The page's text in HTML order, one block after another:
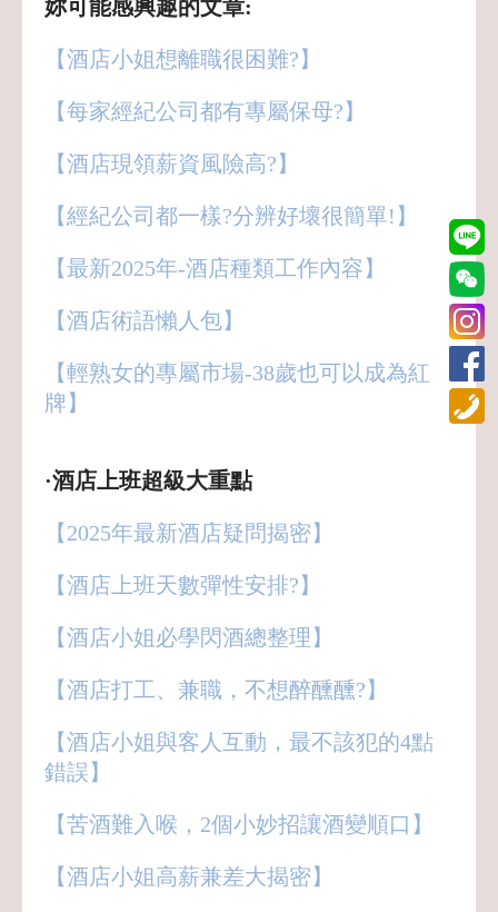
妳可能感興趣的文章:
【酒店小姐想離職很困難?】
【每家經紀公司都有專屬保母?】
【酒店現領薪資風險高?】
【經紀公司都一樣?分辨好壞很簡單!】
【最新2025年-酒店種類工作內容】
【酒店術語懶人包】
【輕熟女的專屬市場-38歲也可以成為紅
牌】
·酒店上班超級大重點
【2025年最新酒店疑問揭密】
【酒店上班天數彈性安排?】
【酒店小姐必學閃酒總整理】
【酒店打工、兼職，不想醉醺醺?】
【酒店小姐與客人互動，最不該犯的4點
錯誤】
【苦酒難入喉，2個小妙招讓酒變順口】
【酒店小姐高薪兼差大揭密】